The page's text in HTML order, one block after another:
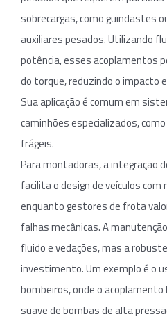
sobrecargas, como guindastes
auxiliares pesados. Utilizando
potência, esses acoplamentos
do torque, reduzindo o impacto
Sua aplicação é comum em
caminhões especializados,
frágeis.
Para montadoras, a integração
facilita o design de veículos
enquanto gestores de frota
falhas mecânicas. A
fluido e vedações, mas a
investimento. Um exemplo é o
bombeiros, onde o
suave de bombas de alta